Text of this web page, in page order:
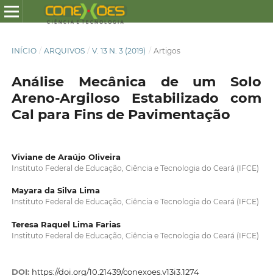
INÍCIO / ARQUIVOS / V. 13 N. 3 (2019) / Artigos
Análise Mecânica de um Solo
Areno-Argiloso Estabilizado com
Cal para Fins de Pavimentação
Viviane de Araújo Oliveira
Instituto Federal de Educação, Ciência e Tecnologia do Ceará (IFCE)
Mayara da Silva Lima
Instituto Federal de Educação, Ciência e Tecnologia do Ceará (IFCE)
Teresa Raquel Lima Farias
Instituto Federal de Educação, Ciência e Tecnologia do Ceará (IFCE)
DOI: https://doi.org/10.21439/conexoes.v13i3.1274